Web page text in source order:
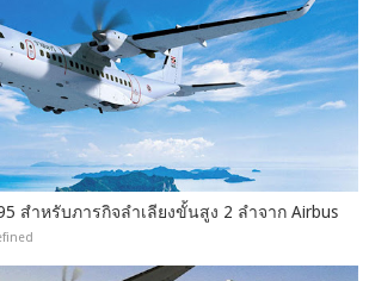
สำหรับภารกิจลำเลียงขั้นสูง 2 ลำจาก Airbus